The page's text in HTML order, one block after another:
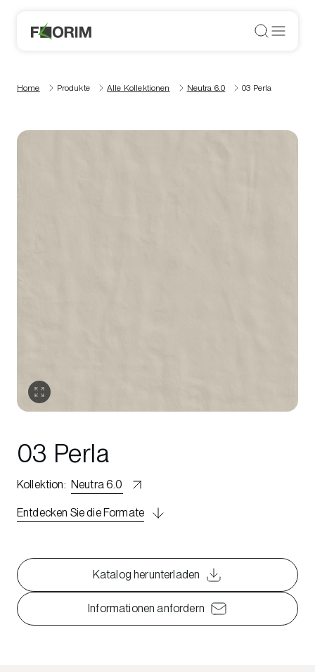
Home Produkte Alle Kollektionen Neutra 6.0 03 Perla
03 Perla
Kollektion: Neutra 6.0
Entdecken Sie die Formate
Katalog herunterladen
Informationen anfordern